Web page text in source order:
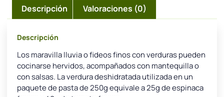
Descripción Valoraciones (0)
Descripción
Los maravilla lluvia o fideos finos con verduras pueden
cocinarse hervidos, acompañados con mantequilla o
con salsas. La verdura deshidratada utilizada en un
paquete de pasta de 250g equivale a 25g de espinaca